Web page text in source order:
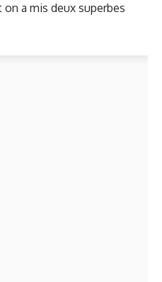
a mis deux superbes